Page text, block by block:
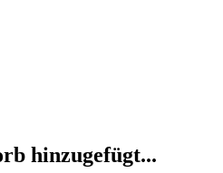
hinzugefügt...